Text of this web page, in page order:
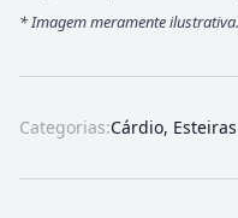
*Imagem meramente ilustrativa.
Categorias:Cárdio, Esteiras